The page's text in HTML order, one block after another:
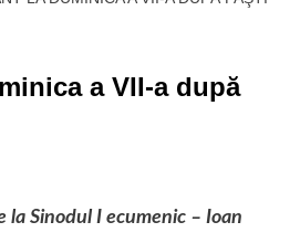
a VII-a după
la Sinodul I ecumenic – Ioan